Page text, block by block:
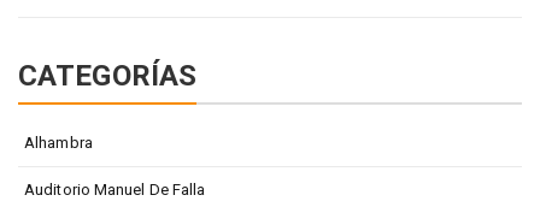
CATEGORÍAS
Alhambra
Auditorio Manuel De Falla